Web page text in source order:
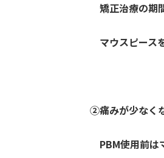
矯正治療の期間
マウスピース
②痛みが少なく
PBM使用前は